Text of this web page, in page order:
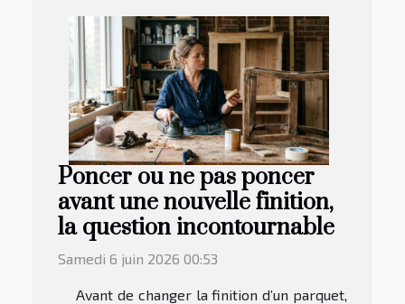
Poncer ou ne pas poncer
avant une nouvelle finition,
la question incontournable
Samedi 6 juin 2026 00:53
Avant de changer la finition d’un parquet,